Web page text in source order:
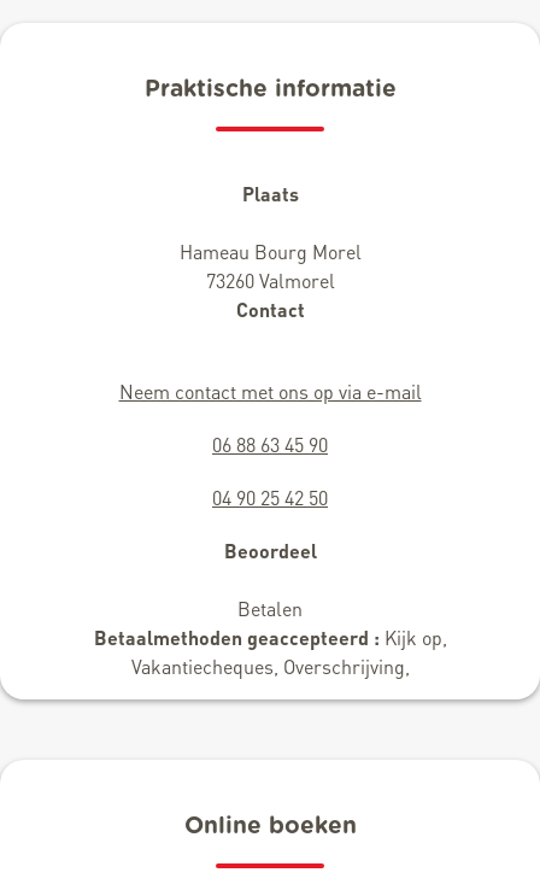
Praktische informatie
Plaats
Hameau Bourg Morel
73260 Valmorel
Contact
Neem contact met ons op via e-mail
06 88 63 45 90
04 90 25 42 50
Beoordeel
Betalen
Betaalmethoden geaccepteerd : Kijk op,
Vakantiecheques, Overschrijving,
Online boeken